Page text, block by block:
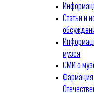
Статьи и
музея
СМИ о
Фармация